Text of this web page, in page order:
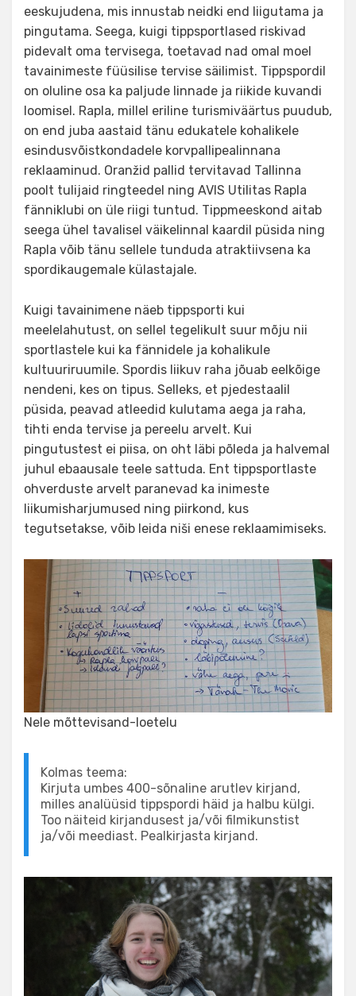
eeskujudena, mis innustab neidki end liigutama ja
pingutama. Seega, kuigi tippsportlased riskivad
pidevalt oma tervisega, toetavad nad omal moel
tavainimeste füüsilise tervise säilimist. Tippspordil
on oluline osa ka paljude linnade ja riikide kuvandi
loomisel. Rapla, millel eriline turismiväärtus puudub,
on end juba aastaid tänu edukatele kohalikele
esindusvõistkondadele korvpallipealinnana
reklaaminud. Oranžid pallid tervitavad Tallinna
poolt tulijaid ringteedel ning AVIS Utilitas Rapla
fänniklubi on üle riigi tuntud. Tippmeeskond aitab
seega ühel tavalisel väikelinnal kaardil püsida ning
Rapla võib tänu sellele tunduda atraktiivsena ka
spordikaugemale külastajale.
Kuigi tavainimene näeb tippsporti kui
meelelahutust, on sellel tegelikult suur mõju nii
sportlastele kui ka fännidele ja kohalikule
kultuuriruumile. Spordis liikuv raha jõuab eelkõige
nendeni, kes on tipus. Selleks, et pjedestaalil
püsida, peavad atleedid kulutama aega ja raha,
tihti enda tervise ja pereelu arvelt. Kui
pingutustest ei piisa, on oht läbi põleda ja halvemal
juhul ebaausale teele sattuda. Ent tippsportlaste
ohverduste arvelt paranevad ka inimeste
liikumisharjumused ning piirkond, kus
tegutsetakse, võib leida niši enese reklaamimiseks.
Nele mõttevisand-loetelu
Kolmas teema:
Kirjuta umbes 400-sõnaline arutlev kirjand,
milles analüüsid tippspordi häid ja halbu külgi.
Too näiteid kirjandusest ja/või filmikunstist
ja/või meediast. Pealkirjasta kirjand.